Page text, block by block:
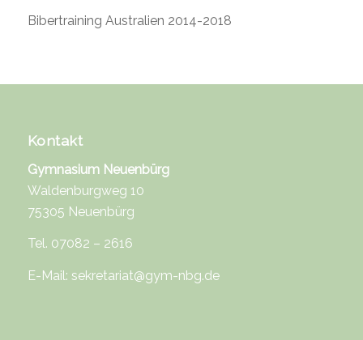
Bibertraining Australien 2014-2018
Kontakt
Gymnasium Neuenbürg
Waldenburgweg 10
75305 Neuenbürg
Tel. 07082 – 2616
E-Mail: sekretariat@gym-nbg.de